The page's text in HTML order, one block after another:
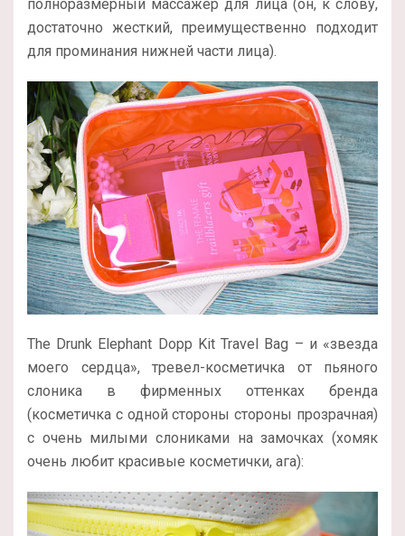
полноразмерный массажер для лица (он, к слову,
достаточно жесткий, преимущественно подходит
для проминания нижней части лица).
The Drunk Elephant Dopp Kit Travel Bag – и «звезда
моего сердца», тревел-косметичка от пьяного
слоника в фирменных оттенках бренда
(косметичка с одной стороны стороны прозрачная)
с очень милыми слониками на замочках (хомяк
очень любит красивые косметички, ага):